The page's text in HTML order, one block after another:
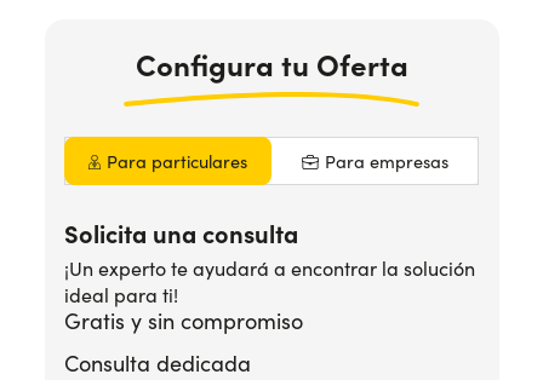
¿Necesitas ayuda? +34672028071
Configura tu Oferta
Para particulares Para empresas
Solicita una consulta
¡Un experto te ayudará a encontrar la solución
ideal para ti!
Gratis y sin compromiso
Consulta dedicada